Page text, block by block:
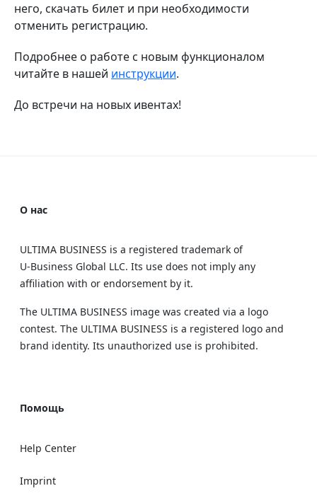
него, скачать билет и при необходимости
отменить регистрацию.
Подробнее о работе с новым функционалом
читайте в нашей инструкции.
До встречи на новых ивентах!
О нас
ULTIMA BUSINESS is a registered trademark of
U‑Business Global LLC. Its use does not imply any
affiliation with or endorsement by it.
The ULTIMA BUSINESS image was created via a logo
contest. The ULTIMA BUSINESS is a registered logo and
brand identity. Its unauthorized use is prohibited.
Помощь
Help Center
Imprint